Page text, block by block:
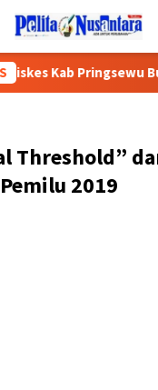
Pringsewu Bungkam
Threshold”
2019